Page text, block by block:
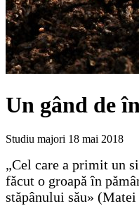
Un gând de
Studiu majori 18 mai 2018
„Cel care a primit un
făcut o groapă în
stăpânului său»